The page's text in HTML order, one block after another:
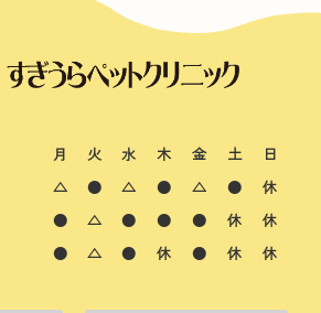
月 火 水 木 金 土
日
△ ● △ ● △ ●
休
● △ ● ● ● 休
休
● △ ● 休 ● 休 休